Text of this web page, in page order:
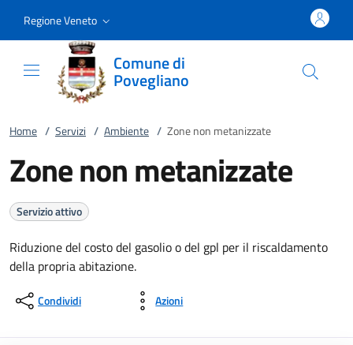
Regione Veneto
Comune di
Povegliano
Home / Servizi / Ambiente / Zone non metanizzate
Zone non metanizzate
Servizio attivo
Riduzione del costo del gasolio o del gpl per il riscaldamento
della propria abitazione.
Condividi Azioni